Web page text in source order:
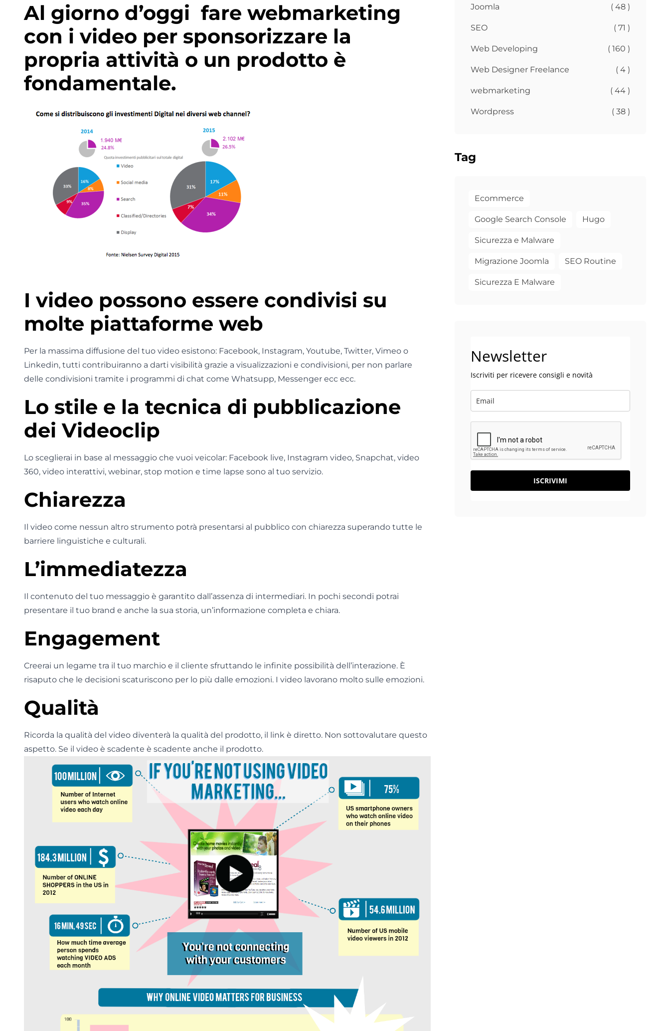
Al giorno d’oggi fare webmarketing
con i video per sponsorizzare la
propria attività o un prodotto è
fondamentale.
I video possono essere condivisi su
molte piattaforme web
Per la massima diffusione del tuo video esistono: Facebook, Instagram, Youtube, Twitter, Vimeo o
Linkedin, tutti contribuiranno a darti visibilità grazie a visualizzazioni e condivisioni, per non parlare
delle condivisioni tramite i programmi di chat come Whatsupp, Messenger ecc ecc.
Lo stile e la tecnica di pubblicazione
dei Videoclip
Lo sceglierai in base al messaggio che vuoi veicolar: Facebook live, Instagram video, Snapchat, video
360, video interattivi, webinar, stop motion e time lapse sono al tuo servizio.
Chiarezza
Il video come nessun altro strumento potrà presentarsi al pubblico con chiarezza superando tutte le
barriere linguistiche e culturali.
L’immediatezza
Il contenuto del tuo messaggio è garantito dall’assenza di intermediari. In pochi secondi potrai
presentare il tuo brand e anche la sua storia, un’informazione completa e chiara.
Engagement
Creerai un legame tra il tuo marchio e il cliente sfruttando le infinite possibilità dell’interazione. È
risaputo che le decisioni scaturiscono per lo più dalle emozioni. I video lavorano molto sulle emozioni.
Qualità
Ricorda la qualità del video diventerà la qualità del prodotto, il link è diretto. Non sottovalutare questo
aspetto. Se il video è scadente è scadente anche il prodotto.
Joomla ( 48 )
SEO ( 71 )
Web Developing ( 160 )
Web Designer Freelance ( 4 )
webmarketing ( 44 )
Wordpress ( 38 )
Tag
Ecommerce
Google Search Console Hugo
Sicurezza e Malware
Migrazione Joomla SEO Routine
Sicurezza E Malware
Newsletter
Iscriviti per ricevere consigli e novità
ISCRIVIMI